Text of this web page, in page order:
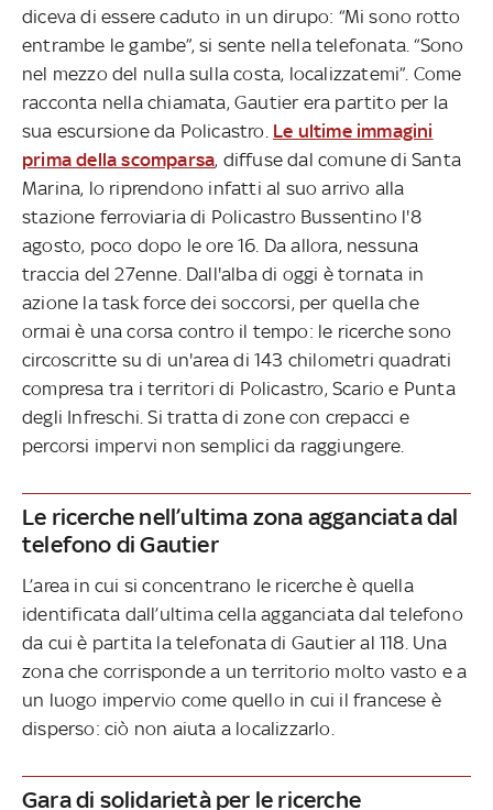
diceva di essere caduto in un dirupo: “Mi sono rotto
entrambe le gambe”, si sente nella telefonata. “Sono
nel mezzo del nulla sulla costa, localizzatemi”. Come
racconta nella chiamata, Gautier era partito per la
sua escursione da Policastro. Le ultime immagini
prima della scomparsa, diffuse dal comune di Santa
Marina, lo riprendono infatti al suo arrivo alla
stazione ferroviaria di Policastro Bussentino l'8
agosto, poco dopo le ore 16. Da allora, nessuna
traccia del 27enne. Dall'alba di oggi è tornata in
azione la task force dei soccorsi, per quella che
ormai è una corsa contro il tempo: le ricerche sono
circoscritte su di un'area di 143 chilometri quadrati
compresa tra i territori di Policastro, Scario e Punta
degli Infreschi. Si tratta di zone con crepacci e
percorsi impervi non semplici da raggiungere.
Le ricerche nell’ultima zona agganciata dal
telefono di Gautier
L’area in cui si concentrano le ricerche è quella
identificata dall’ultima cella agganciata dal telefono
da cui è partita la telefonata di Gautier al 118. Una
zona che corrisponde a un territorio molto vasto e a
un luogo impervio come quello in cui il francese è
disperso: ciò non aiuta a localizzarlo.
Gara di solidarietà per le ricerche